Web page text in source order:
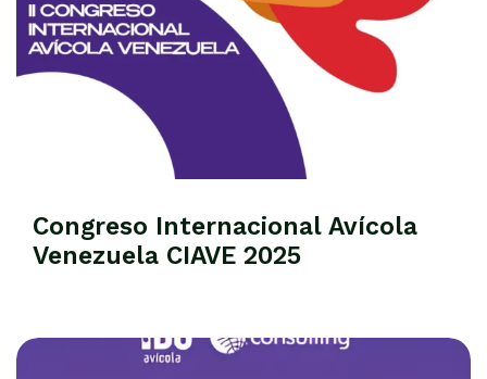
Congreso Internacional Avícola
Venezuela CIAVE 2025